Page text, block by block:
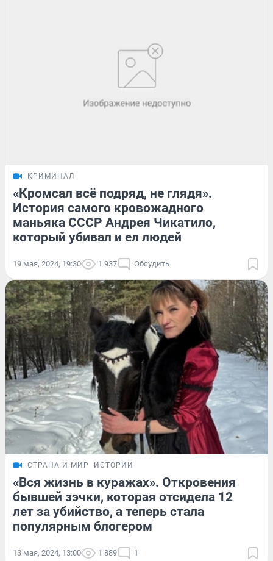
КРИМИНАЛ
«Кромсал всё подряд, не глядя».
История самого кровожадного
маньяка СССР Андрея Чикатило,
который убивал и ел людей
19 мая, 2024, 19:30 1 937 Обсудить
СТРАНА И МИР ИСТОРИИ
«Вся жизнь в куражах». Откровения
бывшей зэчки, которая отсидела 12
лет за убийство, а теперь стала
популярным блогером
13 мая, 2024, 13:00 1 889 1